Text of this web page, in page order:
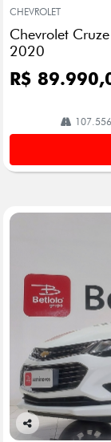
arti
lhe
CHEVROLET
Chevrolet
2020
R$
Co